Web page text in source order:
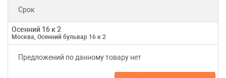
Срок
Осенний 16 к 2
Москва, Осенний бульвар 16 к 2
Предложений по данному товару нет